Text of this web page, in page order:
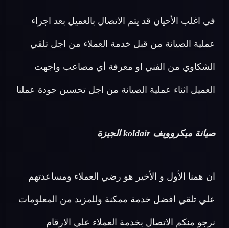
في اغلب الأحيان قد يتم الاتصال بالعميل بعد اجراء
عملية الصيانة من قبل خدمة العملاء من اجل تلقي
الشكاوي من الفني او معرفة أي مصاعب واجهت
العميل اثناء عملية الصيانة من اجل تحسين جودة عملنا
صيانة ميكروويف koldair الجيزة
ان همنا الأول و الأخير هو رضي العملاء ومساعدتهم
علي تلقي افضل خدمة ممكنة وللمزيد من المعلومات
نرجو منكم الاتصال بخدمة العملاء علي الارقام